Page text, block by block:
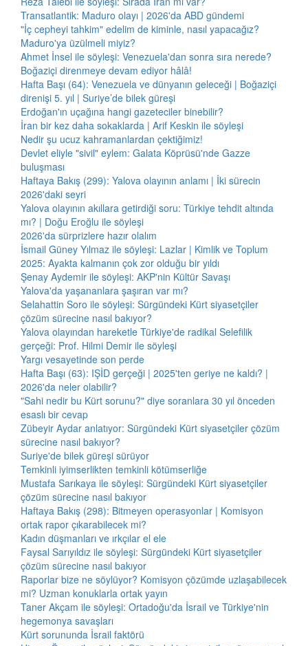
Transatlantik: Maduro olayı | 2026'da ABD gündemi
"İç cepheyi tahkim" edelim de kiminle, nasıl yapacağız?
Maduro'ya üzülmeli miyiz?
Ahmet İnsel ile söyleşi: Venezuela'dan sonra sıra nerede?
Boğaziçi direnmeye devam ediyor hâlâ!
Hafta Başı (64): Venezuela ve dünyanın geleceği | Boğaziçi
direnişi 5. yıl | Suriye’de bilek güreşi
Erdoğan'ın uçağına hangi gazeteciler binebilir?
İran bir kez daha sokaklarda | Arif Keskin ile söyleşi
Nedir şu ucuz kahramanlardan çektiğimiz!
Devlet eliyle "sivil" eylem: Galata Köprüsü'nde Gazze
buluşması
Haftaya Bakış (299): Yalova olayının anlamı | İki sürecin
2026'daki seyri
Yalova olayının akıllara getirdiği soru: Türkiye tehdit altında
mı? | Doğu Eroğlu ile söyleşi
2026'da sürprizlere hazır olalım
İsmail Güney Yılmaz ile söyleşi: Lazlar | Kimlik ve Toplum
2025: Ayakta kalmanın çok zor olduğu bir yıldı
Şenay Aydemir ile söyleşi: AKP'nin Kültür Savaşı
Yalova'da yaşananlara şaşıran var mı?
Selahattin Soro ile söyleşi: Sürgündeki Kürt siyasetçiler
çözüm sürecine nasıl bakıyor?
Yalova olayından hareketle Türkiye'de radikal Selefilik
gerçeği: Prof. Hilmi Demir ile söyleşi
Yargı vesayetinde son perde
Hafta Başı (63): IŞİD gerçeği | 2025'ten geriye ne kaldı? |
2026'da neler olabilir?
"Sahi nedir bu Kürt sorunu?" diye soranlara 30 yıl önceden
esaslı bir cevap
Zübeyir Aydar anlatıyor: Sürgündeki Kürt siyasetçiler çözüm
sürecine nasıl bakıyor?
Suriye'de bilek güreşi sürüyor
Temkinli iyimserlikten temkinli kötümserliğe
Mustafa Sarıkaya ile söyleşi: Sürgündeki Kürt siyasetçiler
çözüm sürecine nasıl bakıyor
Haftaya Bakış (298): Bitmeyen operasyonlar | Komisyon
ortak rapor çıkarabilecek mi?
Kadın düşmanları ve ırkçılar el ele
Faysal Sarıyıldız ile söyleşi: Sürgündeki Kürt siyasetçiler
çözüm sürecine nasıl bakıyor
Raporlar bize ne söylüyor? Komisyon çözümde uzlaşabilecek
mi? Uzman konuklarla ortak yayın
Taner Akçam ile söyleşi: Ortadoğu'da İsrail ve Türkiye'nin
hegemonya savaşları
Kürt sorununda İsrail faktörü